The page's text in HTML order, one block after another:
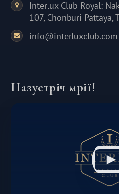
Interlux Club Royal:
107, Chonburi Pattaya,
info@interluxclub.com
Назустріч мрії!